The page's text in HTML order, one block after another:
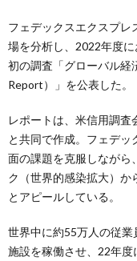
フェデックスエクスプ
場を分析し、2022年度
初の調査「グローバル経
Report）」を公表した。
レポートは、米信用調査
と共同で作成。フェデ
面の課題を克服しながら
ク（世界的感染拡大）か
とアピールしている。
世界中に約55万人の従
施設を稼働させ、22年